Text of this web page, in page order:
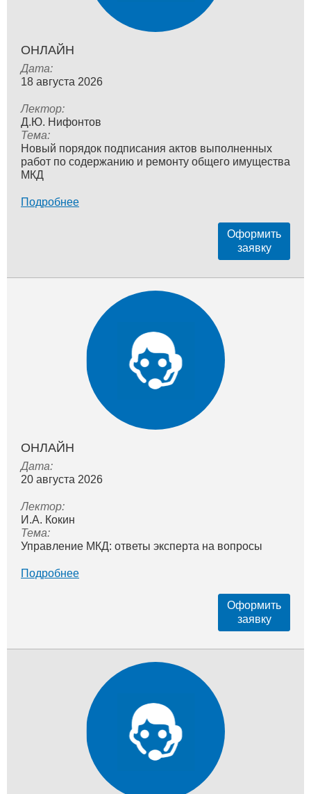
ОНЛАЙН
Дата:
18 августа 2026
Лектор:
Д.Ю. Нифонтов
Тема:
Новый порядок подписания актов выполненных
работ по содержанию и ремонту общего имущества
МКД
Подробнее
Оформить
заявку
ОНЛАЙН
Дата:
20 августа 2026
Лектор:
И.А. Кокин
Тема:
Управление МКД: ответы эксперта на вопросы
Подробнее
Оформить
заявку